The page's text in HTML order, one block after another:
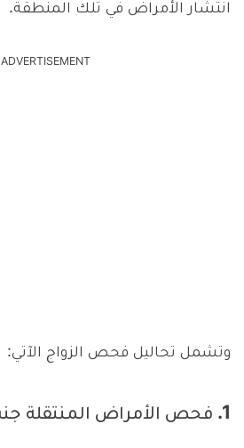
انتشار الأمراض في تلك المنطقة.
ADVERTISEMENT
وتشمل تحاليل فحص الزواج الآتي:
1. فحص الأمراض المنتقلة جنسيًا